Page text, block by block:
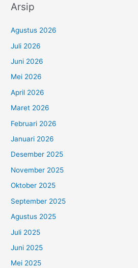
Arsip
Agustus 2026
Juli 2026
Juni 2026
Mei 2026
April 2026
Maret 2026
Februari 2026
Januari 2026
Desember 2025
November 2025
Oktober 2025
September 2025
Agustus 2025
Juli 2025
Juni 2025
Mei 2025